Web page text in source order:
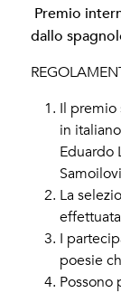
Premio
dallo
Il premio
in
Eduardo
La
I
poesie
Possono